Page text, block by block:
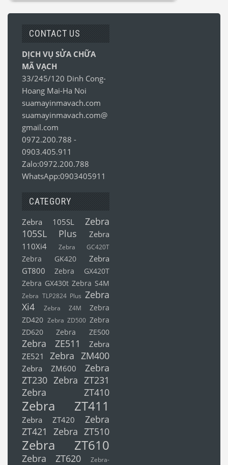
CONTACT US
DỊCH VỤ SỬA CHỮA
MÃ VẠCH
33/245/120 Dinh Cong-
Hoang Mai-Ha Noi
suamayinmavach.com
suamayinmavach.com@
gmail.com
0972.200.788 -
0903.405.911
Zalo:0972.200.788
WhatsApp:0903405911
CATEGORY
Zebra 105SL
Zebra
105SL Plus
Zebra
110Xi4
Zebra GC420T
Zebra GK420
Zebra
GT800
Zebra GX420T
Zebra GX430t Zebra S4M
Zebra TLP2824 Plus Zebra
Xi4
Zebra Z4M
Zebra
ZD420 Zebra ZD500 Zebra
ZD620
Zebra ZE500
Zebra ZE511
Zebra
ZE521
Zebra ZM400
Zebra ZM600
Zebra
ZT230 Zebra ZT231
Zebra ZT410
Zebra ZT411
Zebra ZT420
Zebra
ZT421
Zebra ZT510
Zebra ZT610
Zebra ZT620
Zebra-